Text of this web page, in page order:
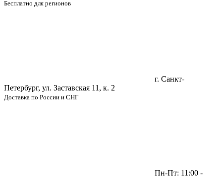
Бесплатно для регионов
г. Санкт-
Петербург, ул. Заставская 11, к. 2
Доставка по России и СНГ
Пн-Пт: 11:00 -